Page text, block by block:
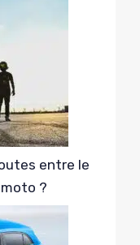
entre le
?